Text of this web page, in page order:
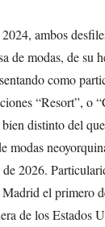
ambos
de modas, de su
como
“Resort”, o
distinto del
modas
2026.
el primero
de los Estados